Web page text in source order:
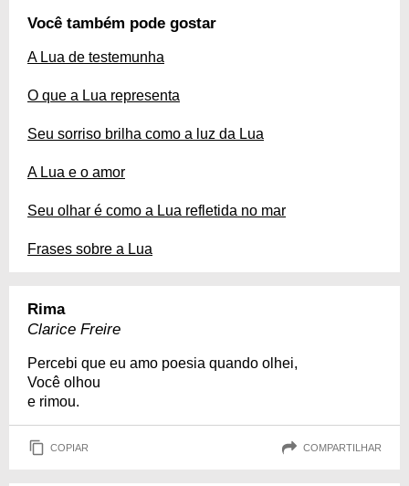
Você também pode gostar
A Lua de testemunha
O que a Lua representa
Seu sorriso brilha como a luz da Lua
A Lua e o amor
Seu olhar é como a Lua refletida no mar
Frases sobre a Lua
Rima
Clarice Freire
Percebi que eu amo poesia quando olhei,
Você olhou
e rimou.
COPIAR COMPARTILHAR